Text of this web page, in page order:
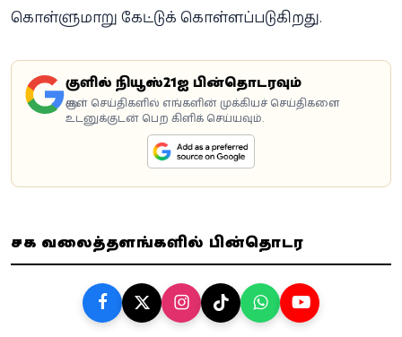
கொள்ளுமாறு கேட்டுக் கொள்ளப்படுகிறது.
கூகுளில் நியூஸ்21ஐ பின்தொடரவும்
கூகுள் செய்திகளில் எங்களின் முக்கியச் செய்திகளை
உடனுக்குடன் பெற கிளிக் செய்யவும்.
சமூக வலைத்தளங்களில் பின்தொடர